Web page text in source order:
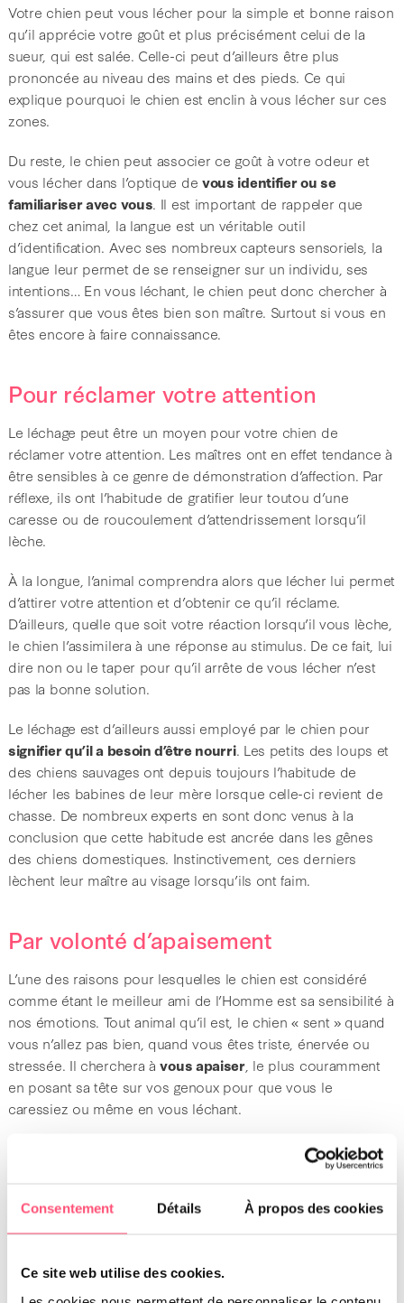
Consentement Détails À propos des cookies
Ce site web utilise des cookies.
Votre chien peut vous lécher pour la simple et bonne raison
qu’il apprécie votre goût et plus précisément celui de la
sueur, qui est salée. Celle-ci peut d’ailleurs être plus
prononcée au niveau des mains et des pieds. Ce qui
explique pourquoi le chien est enclin à vous lécher sur ces
zones.
Du reste, le chien peut associer ce goût à votre odeur et
vous lécher dans l’optique de vous identifier ou se
familiariser avec vous. Il est important de rappeler que
chez cet animal, la langue est un véritable outil
d’identification. Avec ses nombreux capteurs sensoriels, la
langue leur permet de se renseigner sur un individu, ses
intentions… En vous léchant, le chien peut donc chercher à
s’assurer que vous êtes bien son maître. Surtout si vous en
êtes encore à faire connaissance.
Pour réclamer votre attention
Le léchage peut être un moyen pour votre chien de
réclamer votre attention. Les maîtres ont en effet tendance à
être sensibles à ce genre de démonstration d’affection. Par
réflexe, ils ont l’habitude de gratifier leur toutou d’une
caresse ou de roucoulement d’attendrissement lorsqu’il
lèche.
À la longue, l’animal comprendra alors que lécher lui permet
d’attirer votre attention et d’obtenir ce qu’il réclame.
D’ailleurs, quelle que soit votre réaction lorsqu’il vous lèche,
le chien l’assimilera à une réponse au stimulus. De ce fait, lui
dire non ou le taper pour qu’il arrête de vous lécher n’est
pas la bonne solution.
Le léchage est d’ailleurs aussi employé par le chien pour
signifier qu’il a besoin d’être nourri. Les petits des loups et
des chiens sauvages ont depuis toujours l’habitude de
lécher les babines de leur mère lorsque celle-ci revient de
chasse. De nombreux experts en sont donc venus à la
conclusion que cette habitude est ancrée dans les gênes
des chiens domestiques. Instinctivement, ces derniers
lèchent leur maître au visage lorsqu’ils ont faim.
Par volonté d’apaisement
L’une des raisons pour lesquelles le chien est considéré
comme étant le meilleur ami de l’Homme est sa sensibilité à
nos émotions. Tout animal qu’il est, le chien « sent » quand
vous n’allez pas bien, quand vous êtes triste, énervée ou
stressée. Il cherchera àvous apaiser, le plus couramment
en posant sa tête sur vos genoux pour que vous le
caressiez ou même en vous léchant.
Le chien peut aussi vous lécher dans le but dese rassurer
. Cet animal pouvant aussi être sujet à la
attention au comportement de votre compagnon afin de
vous assurer qu’il va bien.
Le chien lèche par ennui